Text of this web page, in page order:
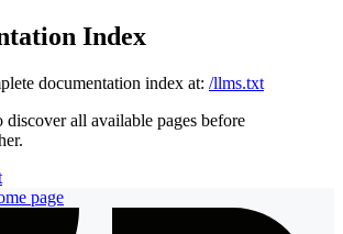
Index
documentation index at: /llms.txt
discover all available pages before
page